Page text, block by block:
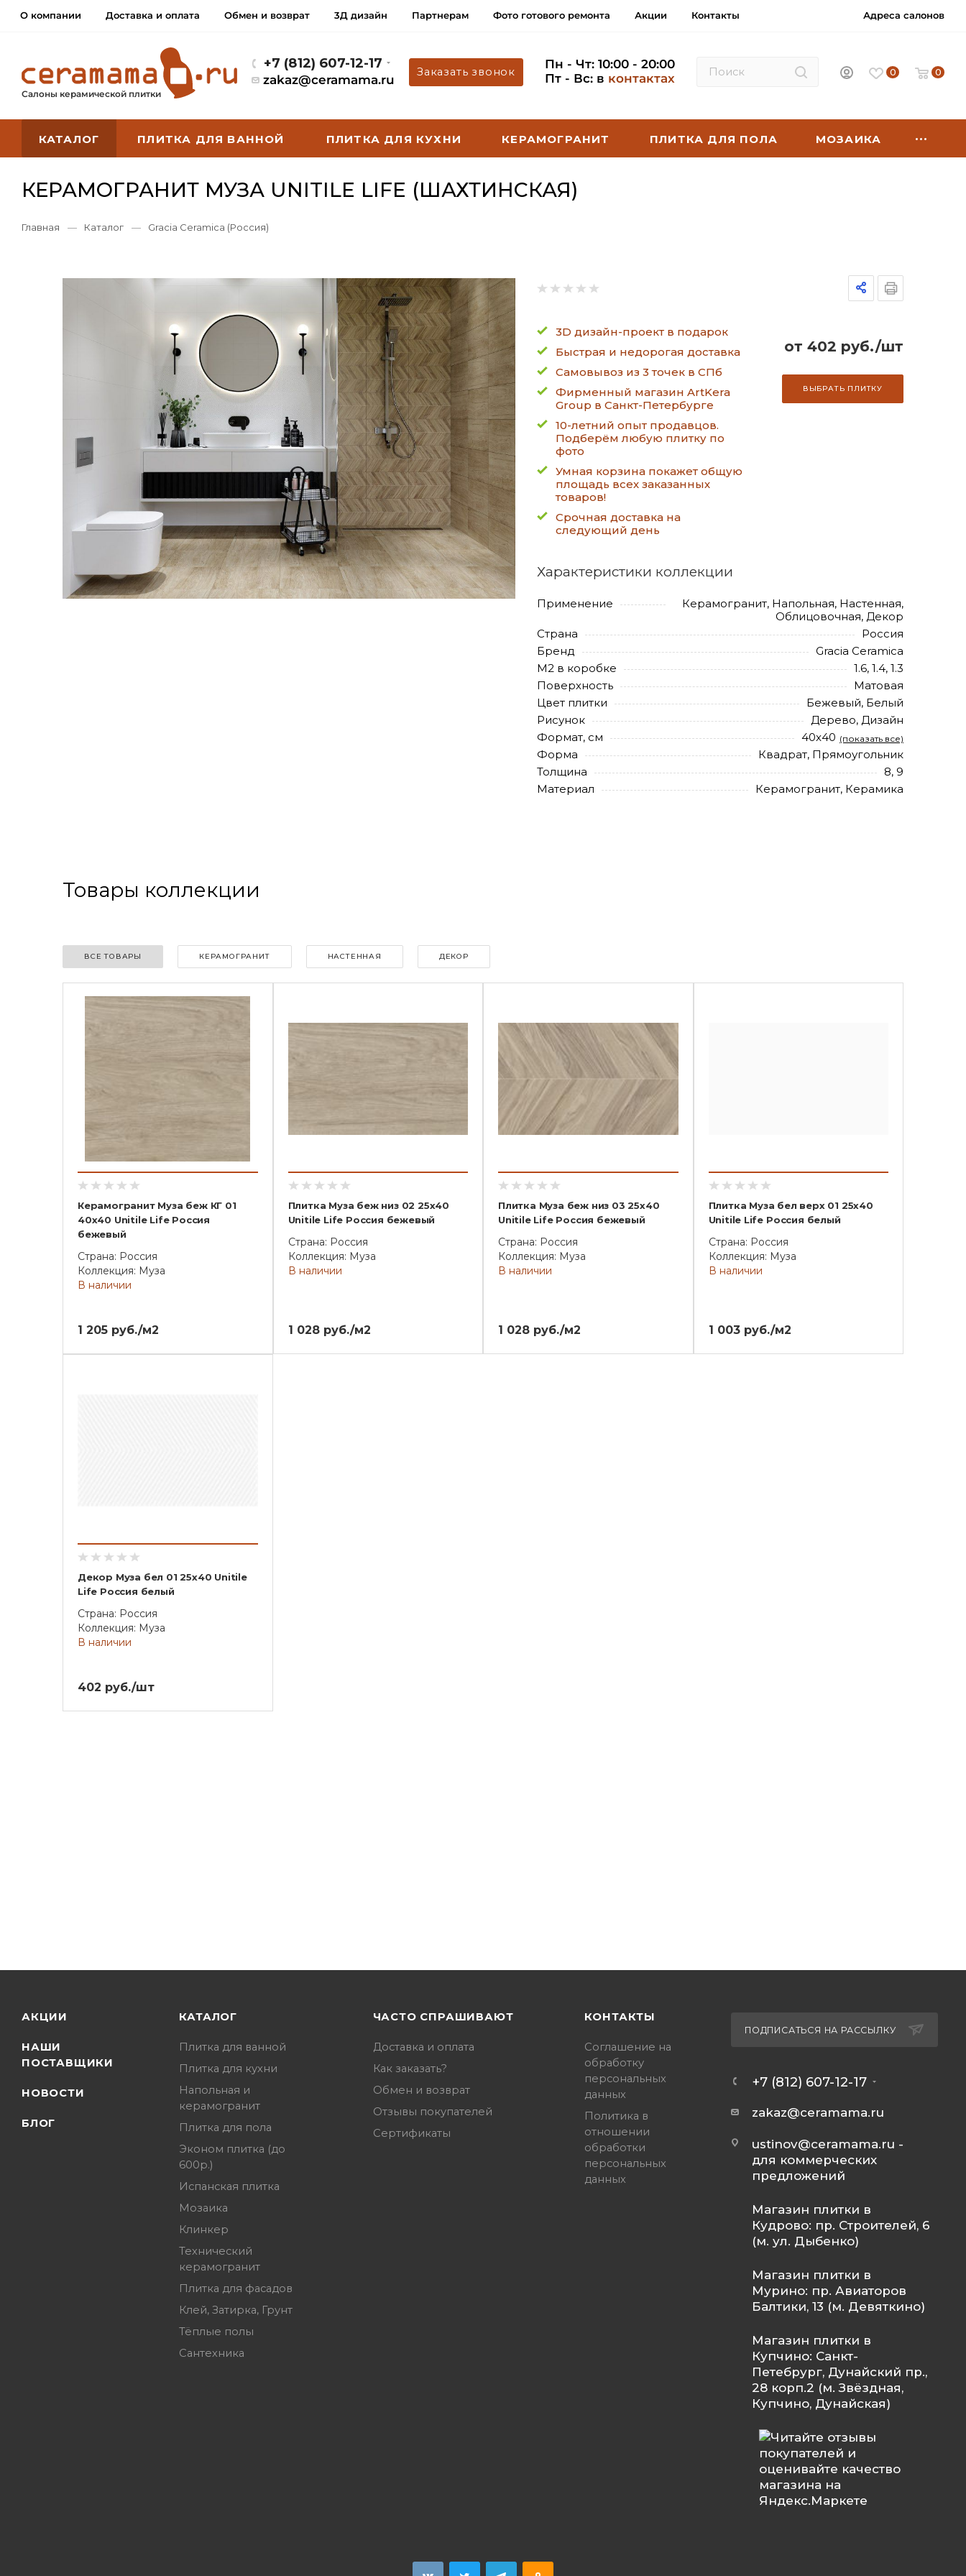
О компании Доставка и оплата Обмен и возврат 3Д дизайн Партнерам Фото готового ремонта Акции Контакты Адреса салонов
Салоны керамической плитки
+7 (812) 607-12-17
zakaz@ceramama.ru
Заказать звонок
Пн - Чт: 10:00 - 20:00
Пт - Вс: в контактах 0 0
КАТАЛОГ ПЛИТКА ДЛЯ ВАННОЙ ПЛИТКА ДЛЯ КУХНИ КЕРАМОГРАНИТ ПЛИТКА ДЛЯ ПОЛА МОЗАИКА
КЕРАМОГРАНИТ МУЗА UNITILE LIFE (ШАХТИНСКАЯ)
Главная — Каталог — Gracia Ceramica (Россия)
3D дизайн-проект в подарок
Быстрая и недорогая доставка
Самовывоз из 3 точек в СПб
Фирменный магазин ArtKera
Group в Санкт-Петербурге
10-летний опыт продавцов.
Подберём любую плитку по
фото
Умная корзина покажет общую
площадь всех заказанных
товаров!
Срочная доставка на
следующий день
от 402 руб./шт
ВЫБРАТЬ ПЛИТКУ
Характеристики коллекции
Применение
Керамогранит, Напольная, Настенная,
Облицовочная, Декор
Страна
Россия
Бренд
Gracia Ceramica
М2 в коробке
1.6, 1.4, 1.3
Поверхность
Матовая
Цвет плитки
Бежевый, Белый
Рисунок
Дерево, Дизайн
Формат, см
40x40 (показать все)
Форма
Квадрат, Прямоугольник
Толщина
8, 9
Материал
Керамогранит, Керамика
Товары коллекции
ВСЕ ТОВАРЫ КЕРАМОГРАНИТ НАСТЕННАЯ ДЕКОР
Керамогранит Муза беж КГ 01
40х40 Unitile Life Россия
бежевый
Страна: Россия
Коллекция: Муза
В наличии
1 205 руб./м2
Плитка Муза беж низ 02 25х40
Unitile Life Россия бежевый
Страна: Россия
Коллекция: Муза
В наличии
1 028 руб./м2
Плитка Муза беж низ 03 25х40
Unitile Life Россия бежевый
Страна: Россия
Коллекция: Муза
В наличии
1 028 руб./м2
Плитка Муза бел верх 01 25х40
Unitile Life Россия белый
Страна: Россия
Коллекция: Муза
В наличии
1 003 руб./м2
Декор Муза бел 01 25х40 Unitile
Life Россия белый
Страна: Россия
Коллекция: Муза
В наличии
402 руб./шт
АКЦИИ
НАШИ
ПОСТАВЩИКИ
НОВОСТИ
БЛОГ
КАТАЛОГ
Плитка для ванной
Плитка для кухни
Напольная и
керамогранит
Плитка для пола
Эконом плитка (до
600р.)
Испанская плитка
Мозаика
Клинкер
Технический
керамогранит
Плитка для фасадов
Клей, Затирка, Грунт
Тёплые полы
Сантехника
ЧАСТО СПРАШИВАЮТ
Доставка и оплата
Как заказать?
Обмен и возврат
Отзывы покупателей
Сертификаты
КОНТАКТЫ
Соглашение на
обработку
персональных
данных
Политика в
отношении
обработки
персональных
данных
ПОДПИСАТЬСЯ НА РАССЫЛКУ
+7 (812) 607-12-17
zakaz@ceramama.ru
ustinov@ceramama.ru -
для коммерческих
предложений
Магазин плитки в
Кудрово: пр. Строителей, 6
(м. ул. Дыбенко)
Магазин плитки в
Мурино: пр. Авиаторов
Балтики, 13 (м. Девяткино)
Магазин плитки в
Купчино: Санкт-
Петебрург, Дунайский пр.,
28 корп.2 (м. Звёздная,
Купчино, Дунайская)